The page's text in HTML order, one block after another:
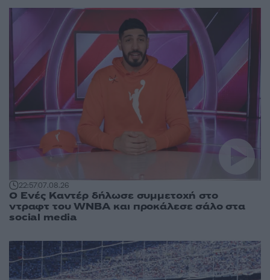
22:5707.08.26
Ο Ενές Καντέρ δήλωσε συμμετοχή στο
ντραφτ του WNBA και προκάλεσε σάλο στα
social media